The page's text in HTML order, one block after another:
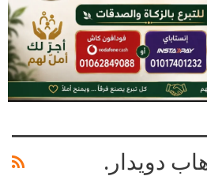
دويدار.